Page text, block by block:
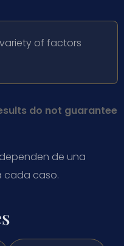
of factors
do not guarantee
de una
cada caso.